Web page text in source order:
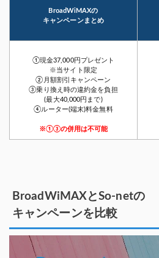
BroadWiMAXの
キャンペーンまとめ
①現金37,000円プレゼント
※当サイト限定
②月額割引キャンペーン
③乗り換え時の違約金を負担
(最大40,000円まで)
④ルーター(端末)料金無料
※①③の併用は不可能
BroadWiMAXとSo-netの
キャンペーンを比較